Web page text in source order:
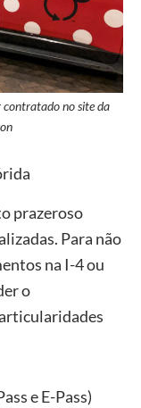
contratado no site da
prazeroso
Para não
na I-4 ou
o
e E-Pass)